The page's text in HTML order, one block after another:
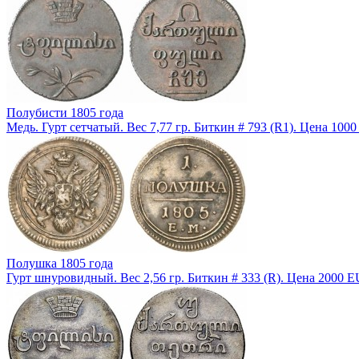
Полубисти 1805 года
Медь. Гурт сетчатый. Вес 7,77 гр. Биткин # 793 (R1). Цена
Полушка 1805 года
Гурт шнуровидный. Вес 2,56 гр. Биткин # 333 (R). Цена 2000